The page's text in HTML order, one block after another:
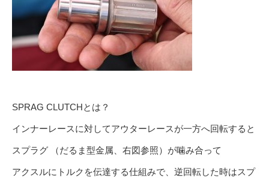
SPRAG CLUTCHとは？
インナーレースに対してアウターレースが一方へ回転すると
スプラグ （だるま型金属、右図参照）が噛み合って
アクスルにトルクを伝達する仕組みで、逆回転した時はスプ